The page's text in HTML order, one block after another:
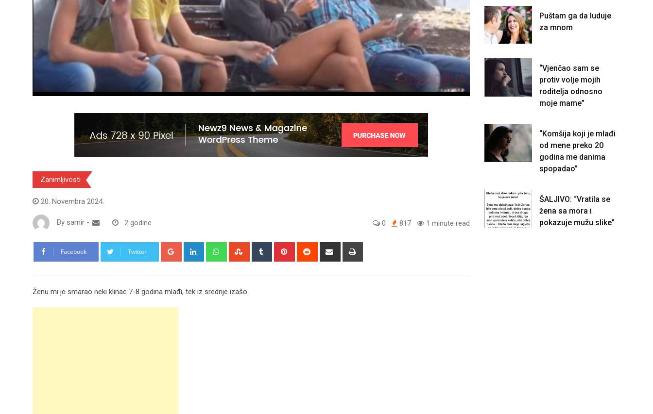
Zanimljivosti
20. Novembra 2024.
By samir - 2 godine 0 817 1 minute read
Facebook Twitter Google+ LinkedIn WhatsappStumbleUpon
Tumblr Pinterest Reddit
Share
Ženu mi je smarao neki klinac 7-8 godina mlađi, tek iz srednje izašo.
Puštam ga da luduje
za mnom
“Vjenčao sam se
protiv volje mojih
roditelja odnosno
moje mame”
“Komšija koji je mlađi
od mene preko 20
godina me danima
spopadao”
ŠALJIVO: “Vratila se
žena sa mora i
pokazuje mužu slike”